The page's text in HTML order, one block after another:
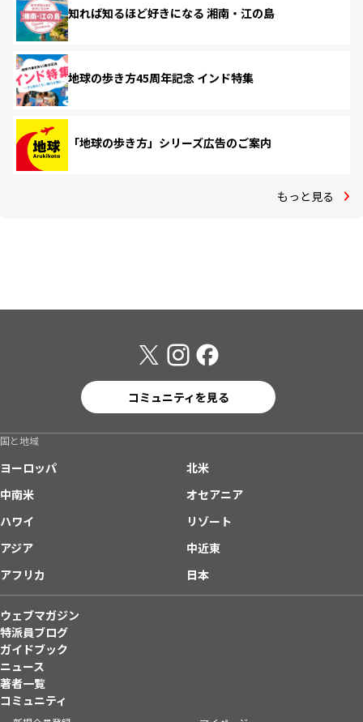
知れば知るほど好きになる 湘南・江の島
地球の歩き方45周年記念 インド特集
「地球の歩き方」シリーズ広告のご案内
もっと見る
コミュニティを見る
国と地域
ヨーロッパ
北米
中南米
オセアニア
ハワイ
リゾート
アジア
中近東
アフリカ
日本
ウェブマガジン
特派員ブログ
ガイドブック
ニュース
著者一覧
コミュニティ